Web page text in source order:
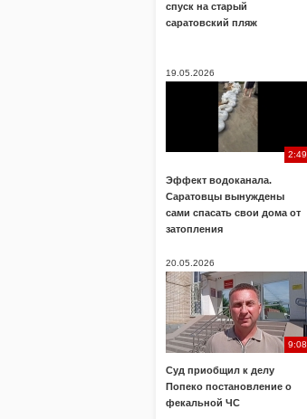
спуск на старый
саратовский пляж
19.05.2026
2:49
Эффект водоканала.
Саратовцы вынуждены
сами спасать свои дома от
затопления
20.05.2026
9:08
Суд приобщил к делу
Попеко постановление о
фекальной ЧС